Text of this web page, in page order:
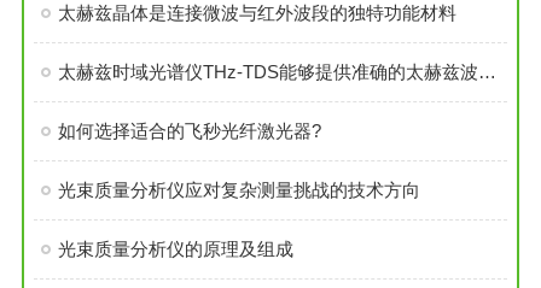
太赫兹晶体是连接微波与红外波段的独特功能材料
太赫兹时域光谱仪THz-TDS能够提供准确的太赫兹波时域和频域信息
如何选择适合的飞秒光纤激光器?
光束质量分析仪应对复杂测量挑战的技术方向
光束质量分析仪的原理及组成